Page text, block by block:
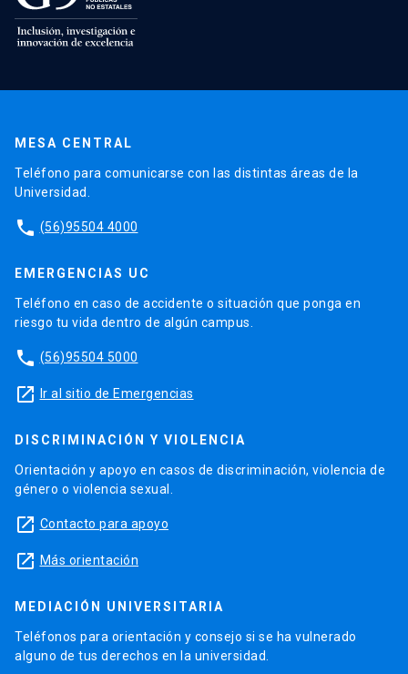
MESA CENTRAL
Teléfono para comunicarse con las distintas áreas de la
Universidad.
phone (56)95504 4000
EMERGENCIAS UC
Teléfono en caso de accidente o situación que ponga en
riesgo tu vida dentro de algún campus.
phone (56)95504 5000
launch Ir al sitio de Emergencias
DISCRIMINACIÓN Y VIOLENCIA
Orientación y apoyo en casos de discriminación, violencia de
género o violencia sexual.
launch Contacto para apoyo
launch Más orientación
MEDIACIÓN UNIVERSITARIA
Teléfonos para orientación y consejo si se ha vulnerado
alguno de tus derechos en la universidad.